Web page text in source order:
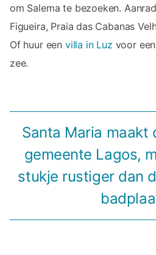
om Salema te bezoeken.
Figueira, Praia das Cabanas
Of huur een villa in Luz voor
zee.
Santa Maria maakt
gemeente Lagos,
stukje rustiger dan